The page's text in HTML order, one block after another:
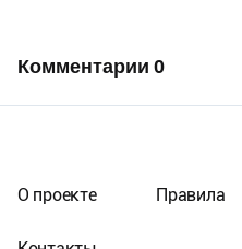
Комментарии 0
О проекте Правила